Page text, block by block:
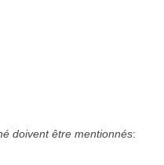
doivent être mentionnés: